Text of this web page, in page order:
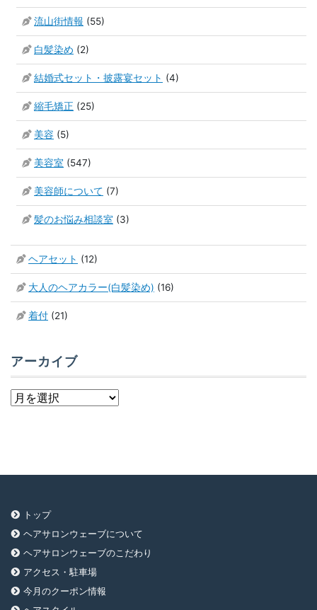
流山街情報 (55)
白髪染め (2)
結婚式セット・披露宴セット (4)
縮毛矯正 (25)
美容 (5)
美容室 (547)
美容師について (7)
髪のお悩み相談室 (3)
ヘアセット (12)
大人のヘアカラー(白髪染め) (16)
着付 (21)
アーカイブ
ア
トップ
ヘアサロンウェーブについて
ヘアサロンウェーブのこだわり
アクセス・駐車場
今月のクーポン情報